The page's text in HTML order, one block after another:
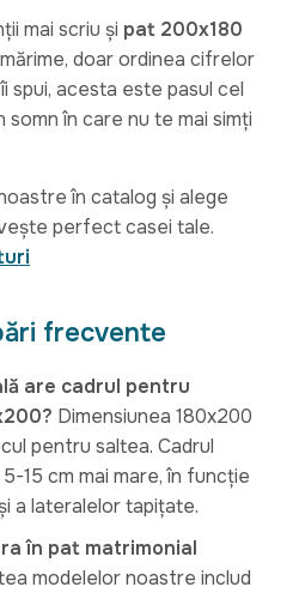
mai scriu și pat 200x180
doar ordinea cifrelor
spui, acesta este pasul cel
în care nu te mai simți
în catalog și alege
perfect casei tale.
frecvente
are cadrul pentru
Dimensiunea 180x200
pentru saltea. Cadrul
15 cm mai mare, în funcție
a lateralelor tapițate.
în pat matrimonial
modelelor noastre includ